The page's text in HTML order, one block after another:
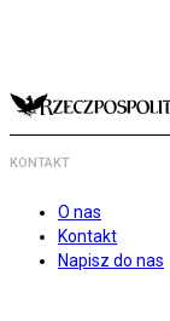
KONTAKT
O nas
Kontakt
Napisz do nas